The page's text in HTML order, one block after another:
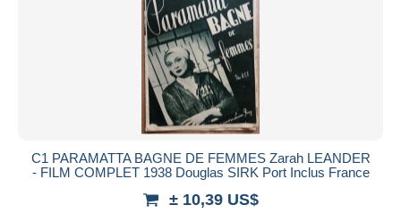
C1 PARAMATTA BAGNE DE FEMMES Zarah LEANDER
- FILM COMPLET 1938 Douglas SIRK Port Inclus France
± 10,39 US$